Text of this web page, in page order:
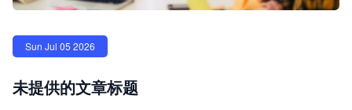
Sun Jul 05 2026
未提供的文章标题